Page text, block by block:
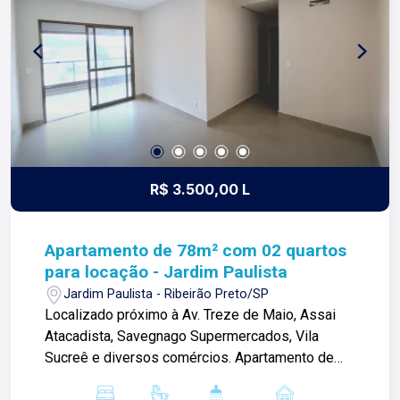
construímos laços fortes e indeléveis com
nossos proprietários e clientes. Somos uma
imobiliária que equilibra a tradicionalidade com o
arrojo e a força comercial da atualidade. A Lago é
sua principal imobiliária em Ribeirão Preto!
R$ 3.500,00 L
Apartamento de 78m² com 02 quartos
para locação - Jardim Paulista
Jardim Paulista - Ribeirão Preto/SP
Localizado próximo à Av. Treze de Maio, Assai
Atacadista, Savegnago Supermercados, Vila
Sucreê e diversos comércios. Apartamento de